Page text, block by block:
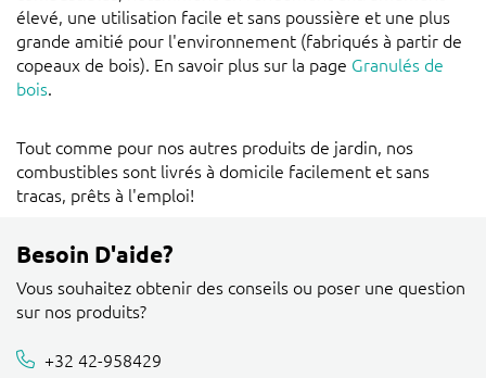
élevé, une utilisation facile et sans poussière et une plus
grande amitié pour l'environnement (fabriqués à partir de
copeaux de bois). En savoir plus sur la page Granulés de
bois.
Tout comme pour nos autres produits de jardin, nos
combustibles sont livrés à domicile facilement et sans
tracas, prêts à l'emploi!
Besoin D'aide?
Vous souhaitez obtenir des conseils ou poser une question
sur nos produits?
+32 42-958429